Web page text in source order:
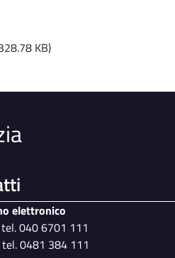
KB)
elettronico
040 6701 111
0481 384 111